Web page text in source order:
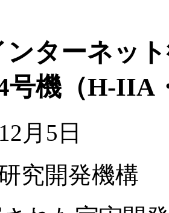
ンターネッ
号機（H-IIA
月5日
究開発機構